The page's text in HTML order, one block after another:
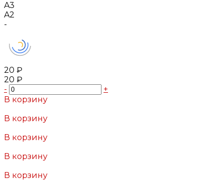
A3
A2
-
20 ₽
20 ₽
-
+
В корзину
В корзину
В корзину
В корзину
В корзину